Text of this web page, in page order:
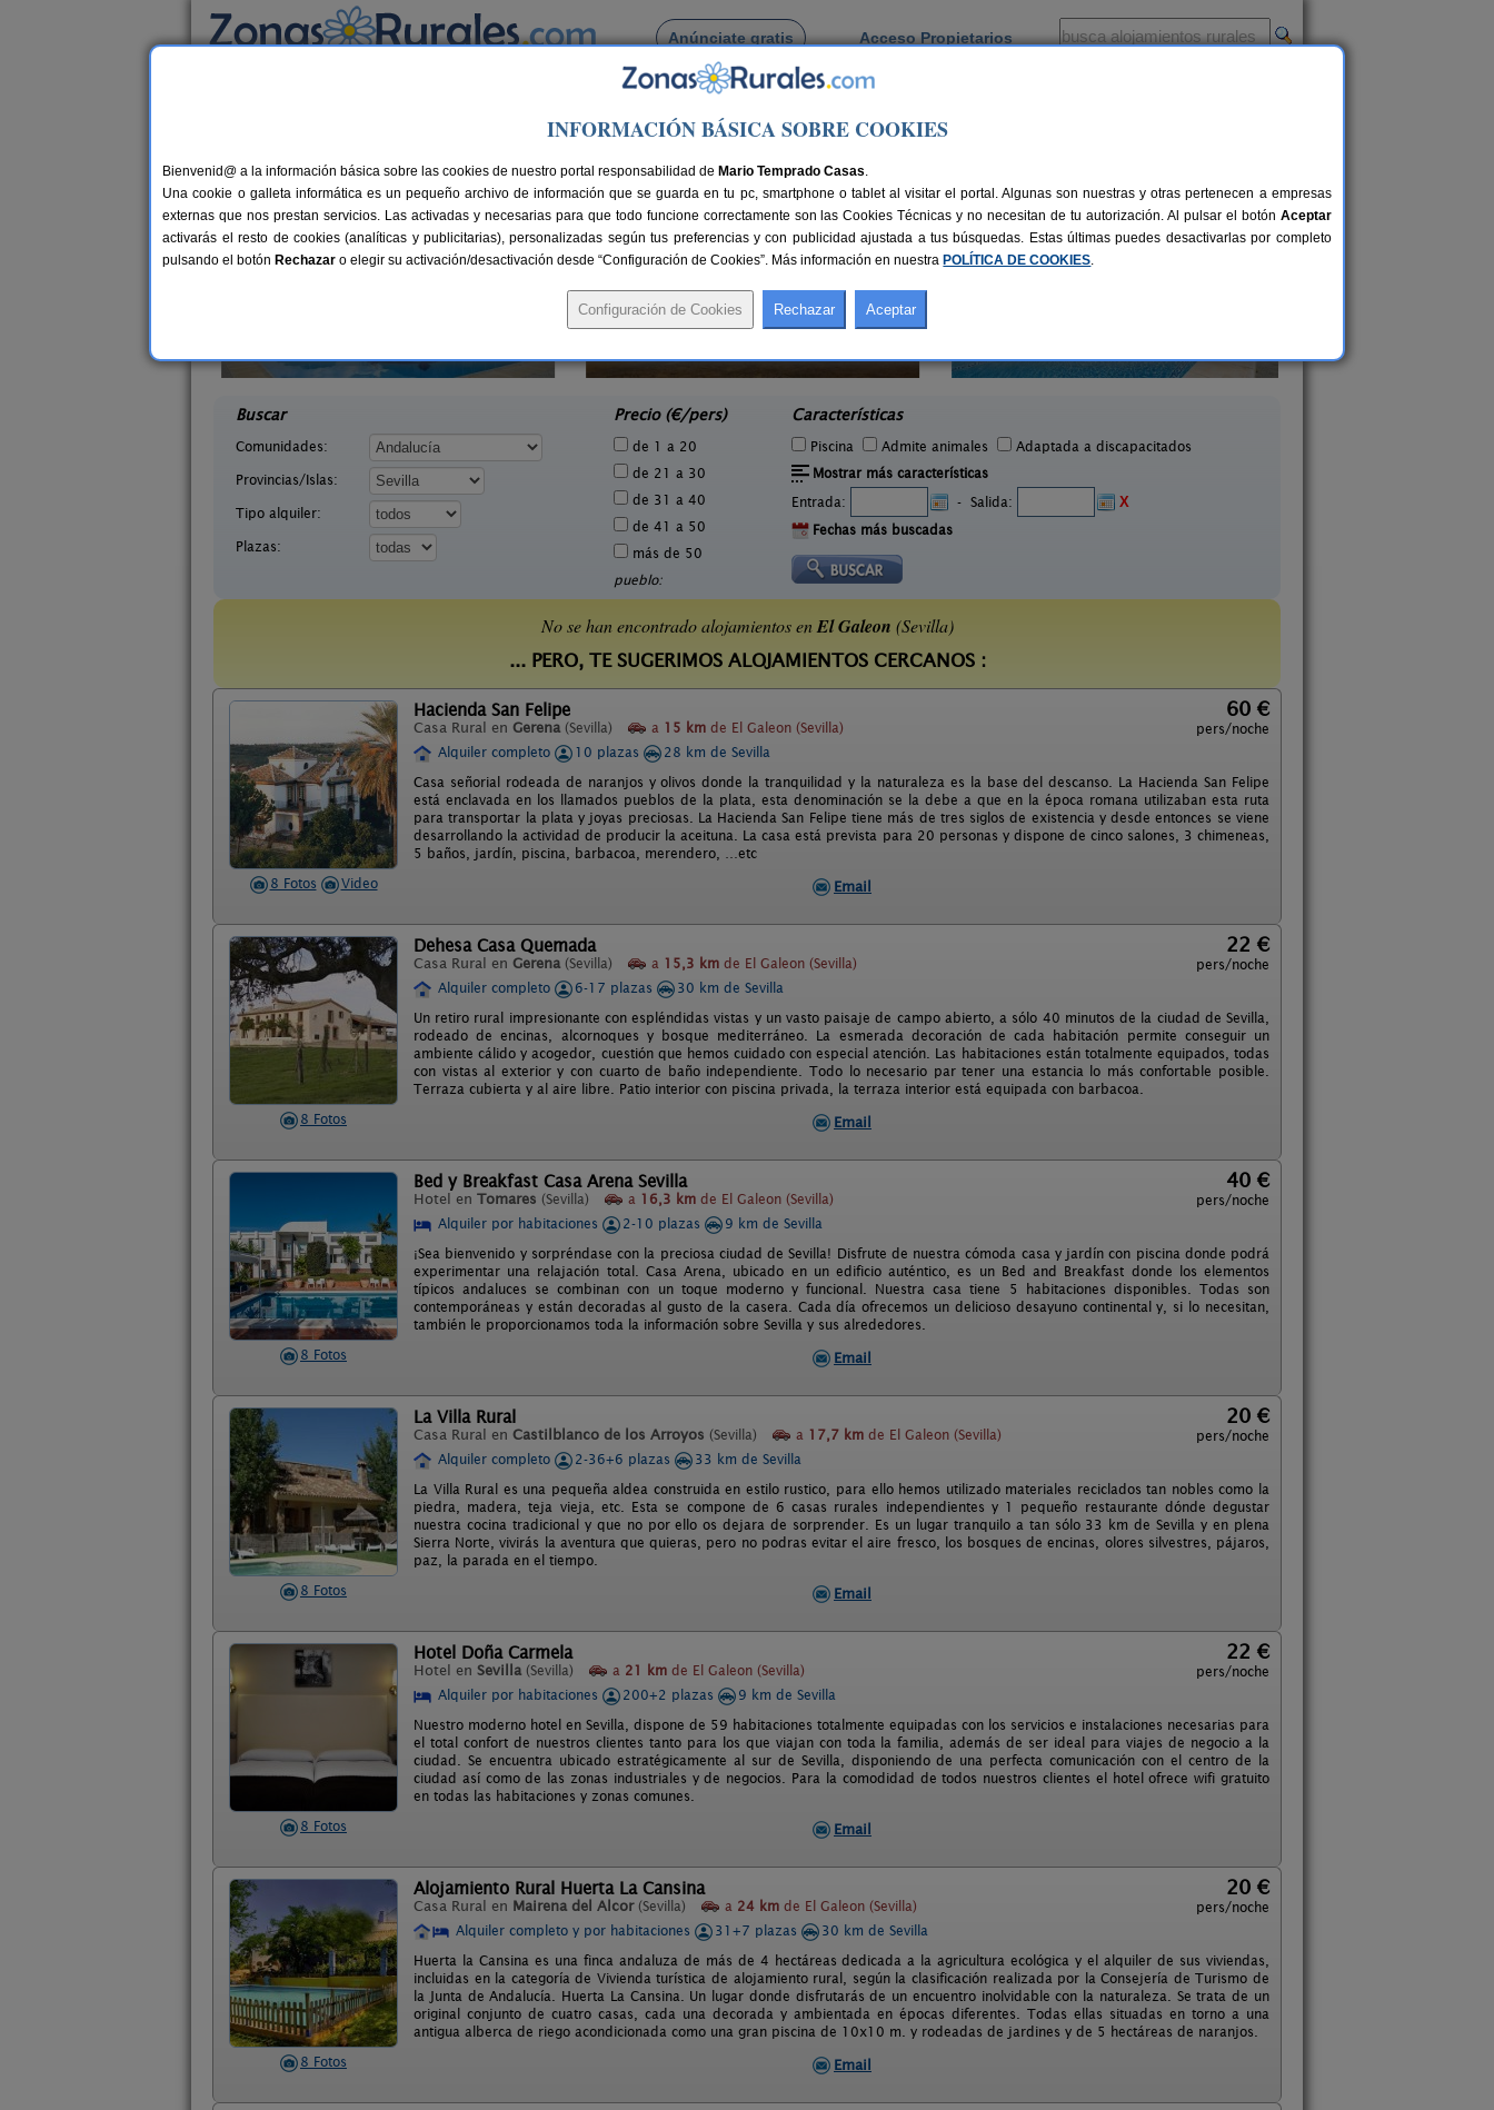
Anúnciate gratis Acceso Propietarios
Busca por pueblo
Casas Rurales cerca de El Galeon
35 €
Hacienda San José
La Puebla de Cazalla
Buscar
Comunidades:
Provincias/Islas:
Tipo alquiler:
Plazas:
Precio (€/pers)
de 1 a 20
de 21 a 30
de 31 a 40
de 41 a 50
más de 50
pueblo:
Características
Piscina Admite animales
Adaptada a discapacitados
Mostrar más características
Entrada:
- Salida:
X
Fechas más buscadas
No se han encontrado alojamientos enEl Galeon (Sevilla)
... PERO, TE SUGERIMOS ALOJAMIENTOS CERCANOS :
8 Fotos Video
Hacienda San Felipe
Casa Rural en Gerena (Sevilla) a 15 km de El Galeon (Sevilla)
60 €
pers/noche
Alquiler completo
10 plazas
28 km de Sevilla
Casa señorial rodeada de naranjos y olivos donde la tranquilidad y la naturaleza es la base del descanso. La Hacienda San Felipe
está enclavada en los llamados pueblos de la plata, esta denominación se la debe a que en la época romana utilizaban esta ruta
para transportar la plata y joyas preciosas. La Hacienda San Felipe tiene más de tres siglos de existencia y desde entonces se viene
desarrollando la actividad de producir la aceituna. La casa está prevista para 20 personas y dispone de cinco salones, 3 chimeneas,
5 baños, jardín, piscina, barbacoa, merendero, …etc
Email
8 Fotos
Dehesa Casa Quemada
Casa Rural en Gerena (Sevilla) a 15,3 km de El Galeon (Sevilla)
22 €
pers/noche
Alquiler completo
6-17 plazas
30 km de Sevilla
Un retiro rural impresionante con espléndidas vistas y un vasto paisaje de campo abierto, a sólo 40 minutos de la ciudad de Sevilla,
rodeado de encinas, alcornoques y bosque mediterráneo. La esmerada decoración de cada habitación permite conseguir un
ambiente cálido y acogedor, cuestión que hemos cuidado con especial atención. Las habitaciones están totalmente equipados, todas
con vistas al exterior y con cuarto de baño independiente. Todo lo necesario par tener una estancia lo más confortable posible.
Terraza cubierta y al aire libre. Patio interior con piscina privada, la terraza interior está equipada con barbacoa.
Email
8 Fotos
Bed y Breakfast Casa Arena Sevilla
Hotel en Tomares (Sevilla) a 16,3 km de El Galeon (Sevilla)
40 €
pers/noche
Alquiler por habitaciones
2-10 plazas
9 km de Sevilla
¡Sea bienvenido y sorpréndase con la preciosa ciudad de Sevilla! Disfrute de nuestra cómoda casa y jardín con piscina donde podrá
experimentar una relajación total. Casa Arena, ubicado en un edificio auténtico, es un Bed and Breakfast donde los elementos
típicos andaluces se combinan con un toque moderno y funcional. Nuestra casa tiene 5 habitaciones disponibles. Todas son
contemporáneas y están decoradas al gusto de la casera. Cada día ofrecemos un delicioso desayuno continental y, si lo necesitan,
también le proporcionamos toda la información sobre Sevilla y sus alrededores.
Email
8 Fotos
La Villa Rural
Casa Rural en Castilblanco de los Arroyos (Sevilla) a 17,7 km de El Galeon (Sevilla)
20 €
pers/noche
Alquiler completo
2-36+6 plazas
33 km de Sevilla
La Villa Rural es una pequeña aldea construida en estilo rustico, para ello hemos utilizado materiales reciclados tan nobles como la
piedra, madera, teja vieja, etc. Esta se compone de 6 casas rurales independientes y 1 pequeño restaurante dónde degustar
nuestra cocina tradicional y que no por ello os dejara de sorprender. Es un lugar tranquilo a tan sólo 33 km de Sevilla y en plena
Sierra Norte, vivirás la aventura que quieras, pero no podras evitar el aire fresco, los bosques de encinas, olores silvestres, pájaros,
paz, la parada en el tiempo.
Email
8 Fotos
Hotel Doña Carmela
Hotel en Sevilla (Sevilla) a 21 km de El Galeon (Sevilla)
22 €
pers/noche
Alquiler por habitaciones
200+2 plazas
9 km de Sevilla
Nuestro moderno hotel en Sevilla, dispone de 59 habitaciones totalmente equipadas con los servicios e instalaciones necesarias para
el total confort de nuestros clientes tanto para los que viajan con toda la familia, además de ser ideal para viajes de negocio a la
ciudad. Se encuentra ubicado estratégicamente al sur de Sevilla, disponiendo de una perfecta comunicación con el centro de la
ciudad así como de las zonas industriales y de negocios. Para la comodidad de todos nuestros clientes el hotel ofrece wifi gratuito
en todas las habitaciones y zonas comunes.
Email
8 Fotos
Alojamiento Rural Huerta La Cansina
Casa Rural en Mairena del Alcor (Sevilla) a 24 km de El Galeon (Sevilla)
20 €
pers/noche
Alquiler completo y por habitaciones
31+7 plazas
30 km de Sevilla
Huerta la Cansina es una finca andaluza de más de 4 hectáreas dedicada a la agricultura ecológica y el alquiler de sus viviendas,
incluidas en la categoría de Vivienda turística de alojamiento rural, según la clasificación realizada por la Consejería de Turismo de
la Junta de Andalucía. Huerta La Cansina. Un lugar donde disfrutarás de un encuentro inolvidable con la naturaleza. Se trata de un
original conjunto de cuatro casas, cada una decorada y ambientada en épocas diferentes. Todas ellas situadas en torno a una
antigua alberca de riego acondicionada como una gran piscina de 10x10 m. y rodeadas de jardines y de 5 hectáreas de naranjos.
Email
INFORMACIÓN BÁSICA SOBRE COOKIES
Bienvenid@ a la información básica sobre las cookies de nuestro portal responsabilidad de Mario Temprado Casas.
Una cookie o galleta informática es un pequeño archivo de información que se guarda en tu pc, smartphone o tablet al visitar el portal. Algunas son nuestras y otras pertenecen a empresas
externas que nos prestan servicios. Las activadas y necesarias para que todo funcione correctamente son las Cookies Técnicas y no necesitan de tu autorización. Al pulsar el botón Aceptar
activarás el resto de cookies (analíticas y publicitarias), personalizadas según tus preferencias y con publicidad ajustada a tus búsquedas. Estas últimas puedes desactivarlas por completo
pulsando el botón Rechazar o elegir su activación/desactivación desde “Configuración de Cookies”. Más información en nuestra POLÍTICA DE COOKIES.